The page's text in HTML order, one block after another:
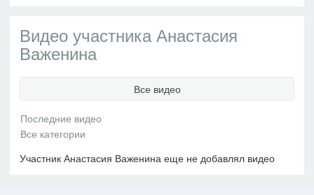
Видео участника Анастасия
Важенина
Все видео
Участник Анастасия Важенина еще не добавлял видео